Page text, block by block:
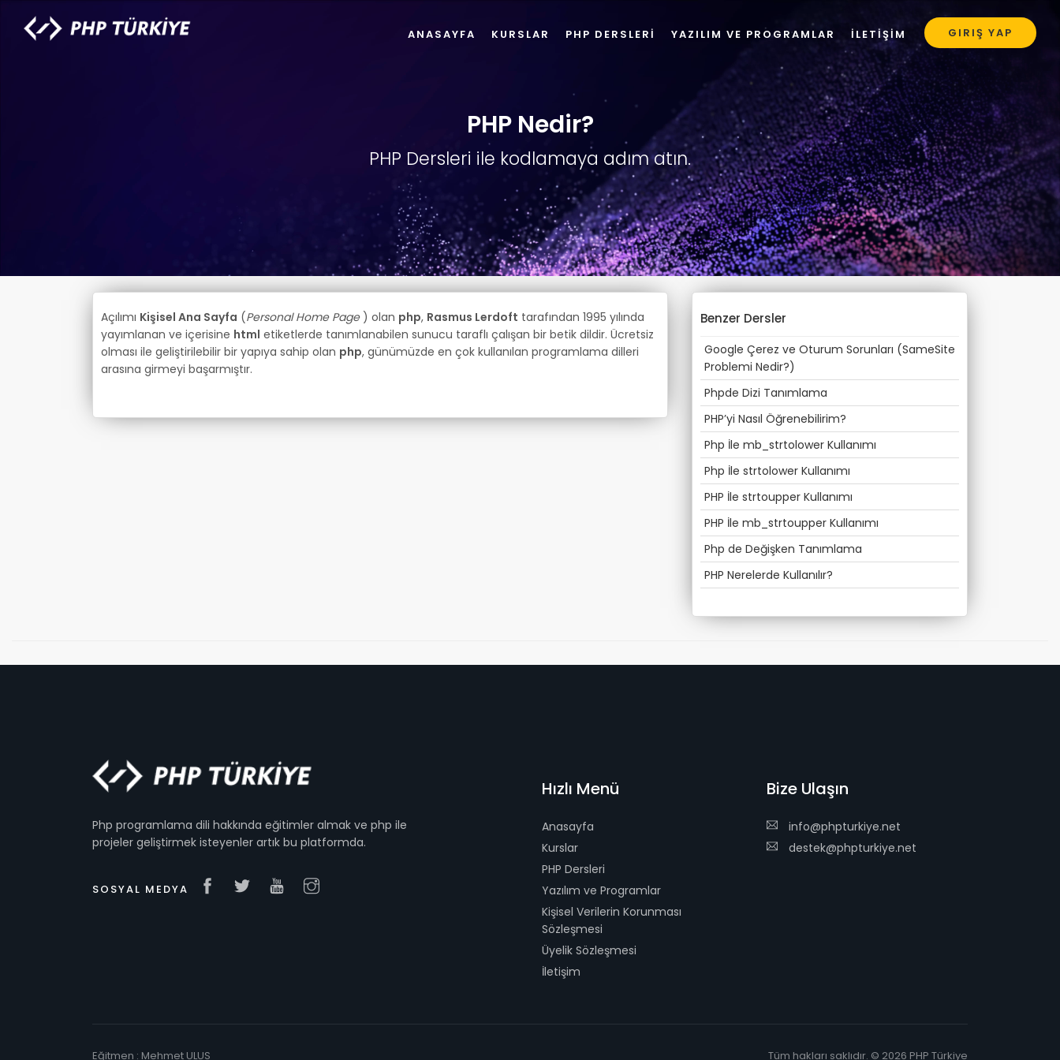
PHP Nedir?
PHP Dersleri ile kodlamaya adım atın.
Açılımı Kişisel Ana Sayfa (Personal Home Page) olan php, Rasmus Lerdoft tarafından 1995 yılında
yayımlanan ve içerisine html etiketlerde tanımlanabilen sunucu taraflı çalışan bir betik dildir. Ücretsiz
olması ile geliştirilebilir bir yapıya sahip olan php, günümüzde en çok kullanılan programlama dilleri
arasına girmeyi başarmıştır.
Benzer Dersler
Google Çerez ve Oturum Sorunları (SameSite
Problemi Nedir?)
Phpde Dizi Tanımlama
PHP’yi Nasıl Öğrenebilirim?
Php İle mb_strtolower Kullanımı
Php İle strtolower Kullanımı
PHP İle strtoupper Kullanımı
PHP İle mb_strtoupper Kullanımı
Php de Değişken Tanımlama
PHP Nerelerde Kullanılır?
Php programlama dili hakkında eğitimler almak ve php ile
projeler geliştirmek isteyenler artık bu platformda.
SOSYAL MEDYA
Hızlı Menü
Anasayfa
Kurslar
PHP Dersleri
Yazılım ve Programlar
Kişisel Verilerin Korunması
Sözleşmesi
Üyelik Sözleşmesi
İletişim
Bize Ulaşın
info@phpturkiye.net
destek@phpturkiye.net
Eğitmen : Mehmet ULUS Tüm hakları saklıdır. © 2026 PHP Türkiye
GIRIŞ YAP
ANASAYFA KURSLAR PHP DERSLERİ YAZILIM VE PROGRAMLAR İLETİŞİM